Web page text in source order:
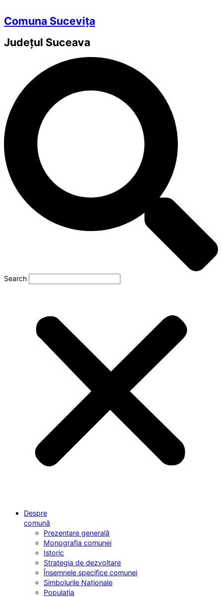
Comuna Sucevița
Județul Suceava
Search
Despre
comună
Prezentare generală
Monografia comunei
Istoric
Strategia de dezvoltare
Însemnele specifice comunei
Simbolurile Naționale
Populația